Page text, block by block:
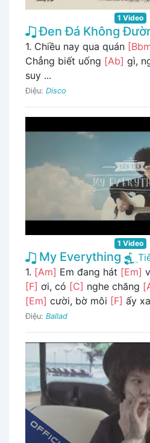
1 Video
Đen Đá Không
1. Chiều nay qua quán
Chẳng biết uống [Ab] gì,
suy ...
Điệu: Disco
1 Video
My Everything
1. [Am] Em đang hát [Em]
[F] ơi, có [C] nghe chăng
[Em] cười, bờ môi [F] ấy xa
Điệu: Ballad